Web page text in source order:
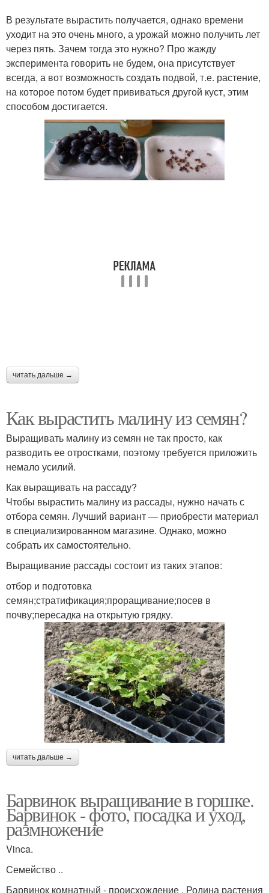
В результате вырастить получается, однако времени
уходит на это очень много, а урожай можно получить лет
через пять. Зачем тогда это нужно? Про жажду
эксперимента говорить не будем, она присутствует
всегда, а вот возможность создать подвой, т.е. растение,
на которое потом будет прививаться другой куст, этим
способом достигается.
читать дальше →
Как вырастить малину из семян?
Выращивать малину из семян не так просто, как
разводить ее отростками, поэтому требуется приложить
немало усилий.
Как выращивать на рассаду?
Чтобы вырастить малину из рассады, нужно начать с
отбора семян. Лучший вариант — приобрести материал
в специализированном магазине. Однако, можно
собрать их самостоятельно.
Выращивание рассады состоит из таких этапов:
отбор и подготовка
семян;стратификация;проращивание;посев в
почву;пересадка на открытую грядку.
читать дальше →
Барвинок выращивание в горшке.
Барвинок - фото, посадка и уход,
размножение
Vinca.
Семейство ..
Барвинок комнатный - происхождение . Родина растения